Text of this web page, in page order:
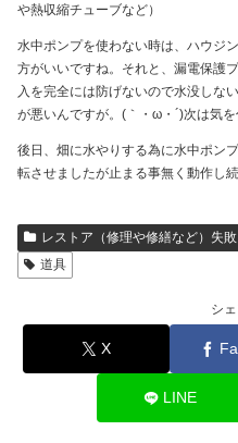
や熱収縮チューブなど）
水中ポンプを使わない時は、ハウジ
方がいいですね。それと、漏電保護
入を完全には防げないので水没しな
が悪いんですが。(｀・ω・´)次は気を
後日、畑に水やりする為に水中ポン
転させましたが止まる事無く動作し
レストア（修理や修繕など）失敗
道具
シ
X
LINE